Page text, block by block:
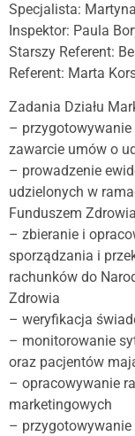
Specjalista:
Inspektor: Paula
Starszy Referent:
Referent: Marta
Zadania Działu
–
zawarcie umów o
– prowadzenie
udzielonych w
Funduszem
– zbieranie i
sporządzania i
rachunków do
Zdrowia
– weryfikacja
– monitorowanie
oraz pacjentów
– opracowywanie
marketingowych
–